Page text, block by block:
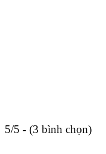
5/5 - (3 bình chọn)